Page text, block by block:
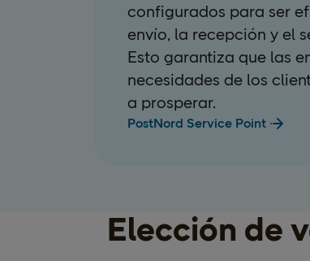
configurados para ser
envío, la recepción y el
Esto garantiza que las
necesidades de los
a prosperar.
PostNord Service Point
Elección de